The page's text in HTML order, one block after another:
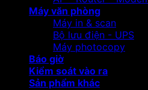
Máy văn phòng
Máy in & scan
Bộ lưu điện - UPS
Máy photocopy
Báo giờ
Kiểm soát vào ra
Sản phẩm khác